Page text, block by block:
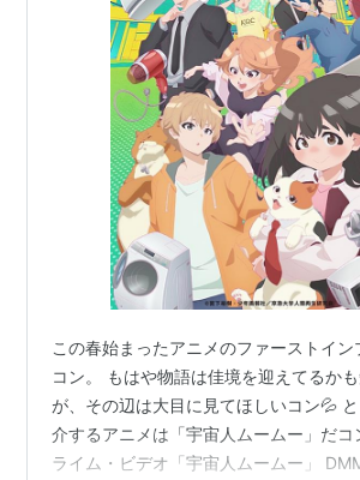
この春始まったアニメのファーストイ
コン。 もはや物語は佳境を迎えてるか
が、その辺は大目に見てほしいコン💦
介するアニメは「宇宙人ムームー」だ
ライム・ビデオ「宇宙人ムームー」